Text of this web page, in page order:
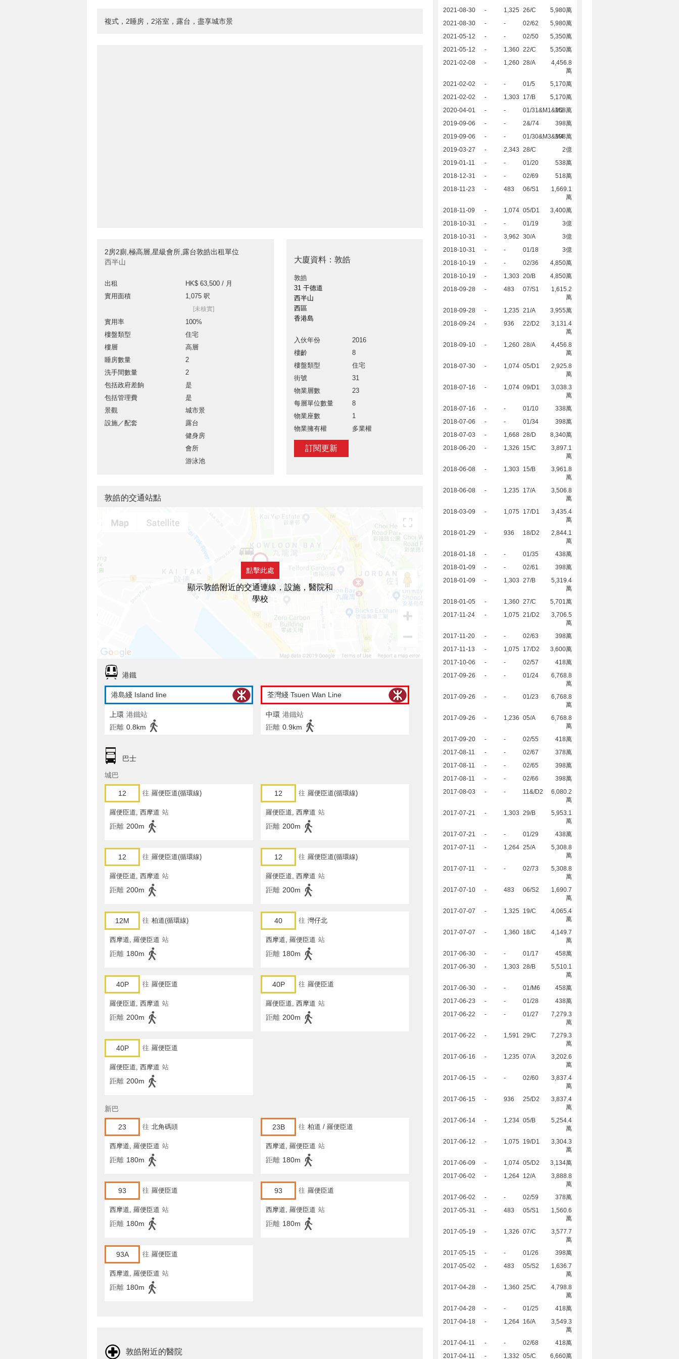
複式，2睡房，2浴室，露台，盡享城市景
2房2廁,極高層,星級會所,露台敦皓出租單位
西半山
出租
HK$ 63,500 / 月
實用面積
1,075 呎
[未核實]
實用率
100%
樓盤類型
住宅
樓層
高層
睡房數量
2
洗手間數量
2
包括政府差餉
是
包括管理費
是
景觀
城市景
設施／配套
露台
健身房
會所
游泳池
大廈資料：敦皓
敦皓
31 干德道
西半山
西區
香港島
入伙年份
2016
樓齡
8
樓盤類型
住宅
街號
31
物業層數
23
每層單位數量
8
物業座數
1
物業擁有權
多業權
訂閱更新
2021-08-30
- 1,325 26/C
5,980萬
2021-08-30
- - 02/62
5,980萬
2021-05-12
- - 02/50
5,350萬
2021-05-12
- 1,360 22/C
5,350萬
2021-02-08
- 1,260 28/A
4,456.8
萬
2021-02-02
- - 01/5
5,170萬
2021-02-02
- 1,303 17/B
5,170萬
2020-04-01
- - 01/31&M1&M2268萬
2019-09-06
- - 2&/74
398萬
2019-09-06
- - 01/30&M3&M4398萬
2019-03-27
- 2,343 28/C
2億
2019-01-11
- - 01/20
538萬
2018-12-31
- - 02/69
518萬
2018-11-23
- 483 06/S1
1,669.1
萬
2018-11-09
- 1,074 05/D1
3,400萬
2018-10-31
- - 01/19
3億
2018-10-31
- 3,962 30/A
3億
2018-10-31
- - 01/18
3億
2018-10-19
- - 02/36
4,850萬
2018-10-19
- 1,303 20/B
4,850萬
2018-09-28
- 483 07/S1
1,615.2
萬
2018-09-28
- 1,235 21/A
3,955萬
2018-09-24
- 936 22/D2
3,131.4
萬
2018-09-10
- 1,260 28/A
4,456.8
萬
2018-07-30
- 1,074 05/D1
2,925.8
萬
2018-07-16
- 1,074 09/D1
3,038.3
萬
2018-07-16
- - 01/10
338萬
2018-07-06
- - 01/34
398萬
2018-07-03
- 1,668 28/D
8,340萬
2018-06-20
- 1,326 15/C
3,897.1
萬
2018-06-08
- 1,303 15/B
3,961.8
萬
2018-06-08
- 1,235 17/A
3,506.8
萬
2018-03-09
- 1,075 17/D1
3,435.4
萬
2018-01-29
- 936 18/D2
2,844.1
萬
2018-01-18
- - 01/35
438萬
2018-01-09
- - 02/61
398萬
2018-01-09
- 1,303 27/B
5,319.4
萬
2018-01-05
- 1,360 27/C
5,701萬
2017-11-24
- 1,075 21/D2
3,706.5
萬
2017-11-20
- - 02/63
398萬
2017-11-13
- 1,075 17/D2
3,600萬
2017-10-06
- - 02/57
418萬
2017-09-26
- - 01/24
6,768.8
萬
2017-09-26
- - 01/23
6,768.8
萬
2017-09-26
- 1,236 05/A
6,768.8
萬
2017-09-20
- - 02/55
418萬
2017-08-11
- - 02/67
378萬
2017-08-11
- - 02/65
398萬
2017-08-11
- - 02/66
398萬
2017-08-03
- - 11&/D2
6,080.2
萬
2017-07-21
- 1,303 29/B
5,953.1
萬
2017-07-21
- - 01/29
438萬
2017-07-11
- 1,264 25/A
5,308.8
萬
2017-07-11
- - 02/73
5,308.8
萬
2017-07-10
- 483 06/S2
1,690.7
萬
2017-07-07
- 1,325 19/C
4,065.4
萬
2017-07-07
- 1,360 18/C
4,149.7
萬
2017-06-30
- - 01/17
458萬
2017-06-30
- 1,303 28/B
5,510.1
萬
2017-06-30
- - 01/M6
458萬
2017-06-23
- - 01/28
438萬
2017-06-22
- - 01/27
7,279.3
萬
2017-06-22
- 1,591 29/C
7,279.3
萬
2017-06-16
- 1,235 07/A
3,202.6
萬
2017-06-15
- - 02/60
3,837.4
萬
2017-06-15
- 936 25/D2
3,837.4
萬
2017-06-14
- 1,234 05/B
5,254.4
萬
2017-06-12
- 1,075 19/D1
3,304.3
萬
2017-06-09
- 1,074 05/D2
3,134萬
2017-06-02
- 1,264 12/A
3,888.8
萬
2017-06-02
- - 02/59
378萬
2017-05-31
- 483 05/S1
1,560.6
萬
2017-05-19
- 1,326 07/C
3,577.7
萬
2017-05-15
- - 01/26
398萬
2017-05-02
- 483 05/S2
1,636.7
萬
2017-04-28
- 1,360 25/C
4,798.8
萬
2017-04-28
- - 01/25
418萬
2017-04-18
- 1,264 16/A
3,549.3
萬
2017-04-11
- - 02/68
418萬
2017-04-11
- 1,332 05/C 6,660萬
敦皓的交通站點
點擊此處
顯示敦皓附近的交通連線，設施，醫院和
學校
港鐵
港島綫 Island line
上環 港鐵站
距離 0.8km
荃灣綫 Tsuen Wan Line
中環 港鐵站
距離 0.9km
巴士
城巴
12 往 羅便臣道(循環線)
羅便臣道, 西摩道 站
距離 200m
12 往 羅便臣道(循環線)
羅便臣道, 西摩道 站
距離 200m
12 往 羅便臣道(循環線)
羅便臣道, 西摩道 站
距離 200m
12 往 羅便臣道(循環線)
羅便臣道, 西摩道 站
距離 200m
12M 往 柏道(循環線)
西摩道, 羅便臣道 站
距離 180m
40 往 灣仔北
西摩道, 羅便臣道 站
距離 180m
40P 往 羅便臣道
羅便臣道, 西摩道 站
距離 200m
40P 往 羅便臣道
羅便臣道, 西摩道 站
距離 200m
40P 往 羅便臣道
羅便臣道, 西摩道 站
距離 200m
新巴
23 往 北角碼頭
西摩道, 羅便臣道 站
距離 180m
23B 往 柏道 / 羅便臣道
西摩道, 羅便臣道 站
距離 180m
93 往 羅便臣道
西摩道, 羅便臣道 站
距離 180m
93 往 羅便臣道
西摩道, 羅便臣道 站
距離 180m
93A 往 羅便臣道
西摩道, 羅便臣道 站
距離 180m
敦皓附近的醫院